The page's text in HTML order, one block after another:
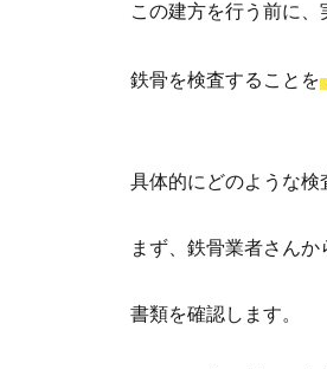
この建方を行う前に、
鉄骨を検査することを
具体的にどのような検
まず、鉄骨業者さん
書類を確認します。